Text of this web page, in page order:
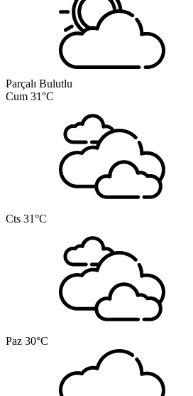
Parçalı Bulutlu
Cum 31°C
Cts 31°C
Paz 30°C